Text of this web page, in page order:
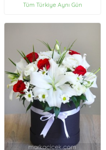
Tüm Türkiye Aynı Gün